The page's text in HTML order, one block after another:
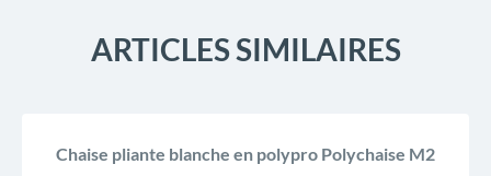
ARTICLES SIMILAIRES
Chaise pliante blanche en polypro Polychaise M2